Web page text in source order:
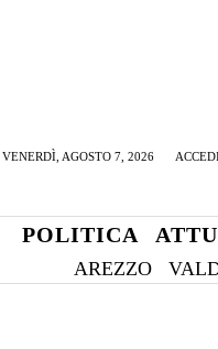
VENERDÌ, AGOSTO 7, 2026
POLITICA
AREZZO